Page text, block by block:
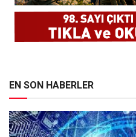
EN SON HABERLER